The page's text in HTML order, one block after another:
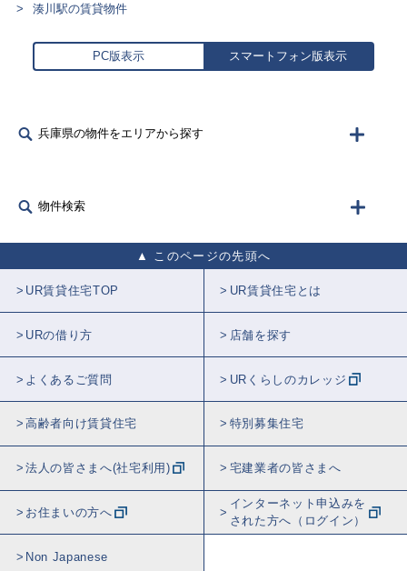
湊川駅の賃貸物件
PC版表示 スマートフォン版表示
兵庫県の物件をエリアから探す
物件検索
このページの先頭へ
UR賃貸住宅TOP UR賃貸住宅とは
URの借り方 店舗を探す
よくあるご質問 URくらしのカレッジ
高齢者向け賃貸住宅 特別募集住宅
法人の皆さまへ(社宅利用) 宅建業者の皆さまへ
お住まいの方へ
インターネット申込みを
された方へ（ログイン）
Non Japanese